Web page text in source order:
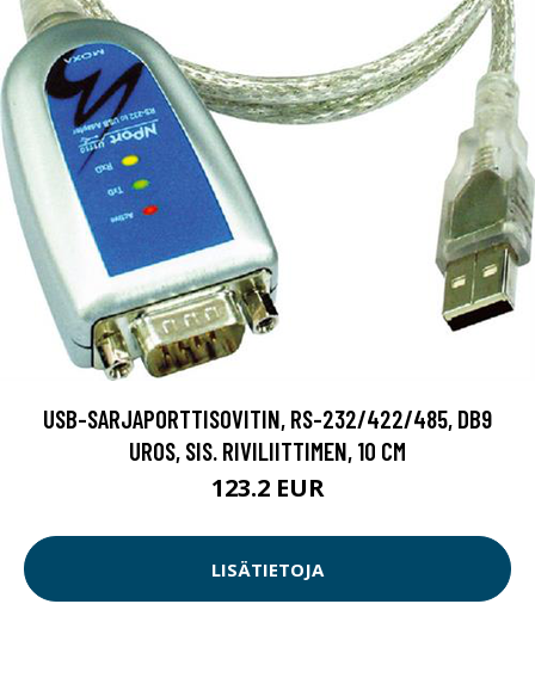
USB-SARJAPORTTISOVITIN, RS-232/422/485, DB9
UROS, SIS. RIVILIITTIMEN, 10 CM
123.2 EUR
LISÄTIETOJA